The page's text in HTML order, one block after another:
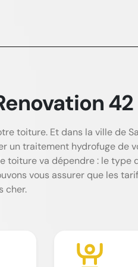
42
toiture. Et dans la ville de
un traitement hydrofuge de
toiture va dépendre : le type
vous assurer que les
cher.